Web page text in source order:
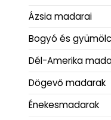
Ázsia madarai
Bogyó és
Dél-Amerika
Dögevő madarak
Énekesmadarak